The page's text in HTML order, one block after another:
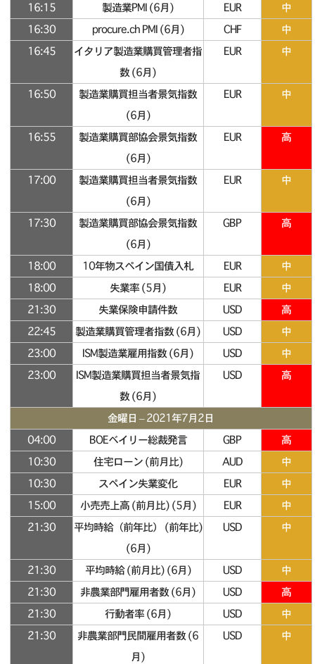
16:15 製造業PMI (6月) EUR
中
16:30
procure.ch PMI (6月) CHF
中
16:45
イタリア製造業購買管理者指
数 (6月)
EUR 中
16:50
製造業購買担当者景気指数
(6月)
EUR 中
16:55
製造業購買部協会景気指数
(6月)
EUR 高
17:00
製造業購買担当者景気指数
(6月)
EUR 中
17:30
製造業購買部協会景気指数
(6月)
GBP 高
18:00 10年物スペイン国債入札 EUR
中
18:00
失業率 (5月) EUR
中
21:30
失業保険申請件数 USD
高
22:45
製造業購買管理者指数 (6月) USD
中
23:00
ISM製造業雇用指数 (6月) USD
中
23:00
ISM製造業購買担当者景気指
数 (6月)
USD 高
金曜日 – 2021年7月2日
04:00
BOEベイリー総裁発言 GBP
高
10:30
住宅ローン (前月比) AUD
中
10:30
スペイン失業変化 EUR
中
15:00
小売売上高 (前月比) (5月) EUR
中
21:30
平均時給（前年比） (前年比)
(6月)
USD 中
21:30 平均時給 (前月比) (6月) USD
中
21:30
非農業部門雇用者数 (6月) USD
高
21:30
行動者率 (6月) USD
中
21:30
非農業部門民間雇用者数 (6
月)
USD 中